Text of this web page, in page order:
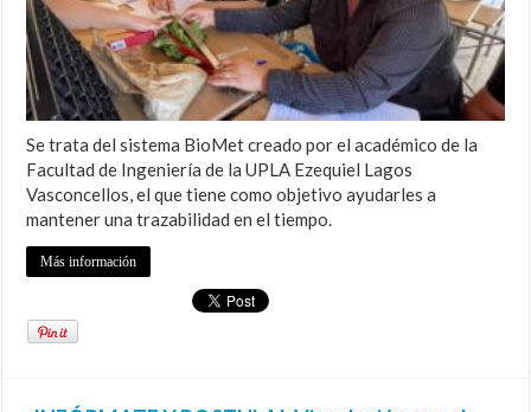
Se trata del sistema BioMet creado por el académico de la
Facultad de Ingeniería de la UPLA Ezequiel Lagos
Vasconcellos, el que tiene como objetivo ayudarles a
mantener una trazabilidad en el tiempo.
Más información